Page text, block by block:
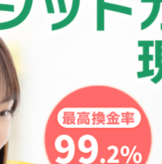
一切関わりはありません
発生した場合は
に協力させて頂きます。
行動に移すだけでも、犯罪加害者として
欺行為への加担は絶対におやめください